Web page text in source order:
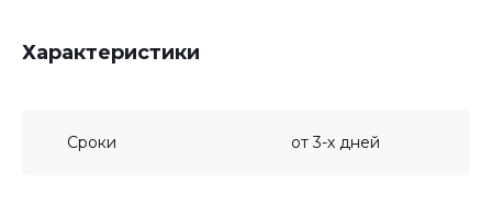
Характеристики
Сроки от 3-х дней